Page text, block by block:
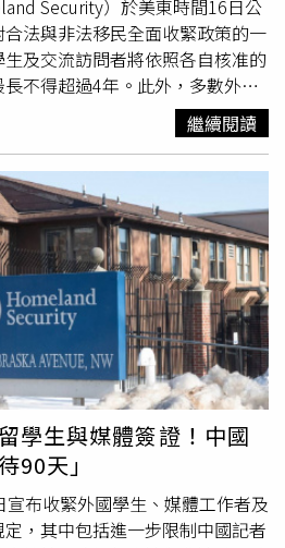
於奴工產品的衝擊，也向中國共產
對其種族滅絕及侵犯人權的行為
2,600萬人口中，少數民族約占
林為主的維吾爾族（Uygur）及
主管貿易與經濟安
利斯（Aris Kourkoumelis）表
何試圖規避今天措施，並明知故
品者，都將依法追究到底。」北
模拘禁、侵犯人權及強迫勞動的
針對維吾爾族群。中國駐美國大
增制裁名單，稱所謂強迫勞動的
國法律明確禁止強迫勞動。中國
迫勞動』議題抹黑中國、干涉中
」此次公布的黑名單，也為美國
益中國企業的升級措施畫下句
布禁止進口新型中國製機器人及
），理由是涉及國家安全及
也對一批中國大陸及香港航運公
營運的船舶涉嫌將伊朗石油運往
Security）於美東時間16日公
法與非法移民全面收緊政策的一
及交流訪問者將依照各自核准的
不得超過4年。此外，多數外國
留5年，未來也將大幅縮短為
簽證。其中，中國記者在美停留
，意味著每90天就要重新申請
門護照者不受此限，仍適用240
》記者提問，「請問中方對此有
發言人林劍17日表示：「美方對
一方的利益。對美方針對特定國
堅決反對。」林劍也強調：「美
年達成的媒體問題三項共
的正常工作。中方要求美方立即
策，切實保障中國記者在美的合
反制措施的權利。」對非法及合
川普1.0及2.0的政策主軸之一，
生皆是其主要的整頓對象。自川
政府已陸續調漲各類移民費用、
終止部分移民合法身分，並基於
身分（Green Card）及學生簽
繼續閱讀
學生與媒體簽證！中國
90天」
布收緊外國學生、媒體工作者及
，其中包括進一步限制中國記者